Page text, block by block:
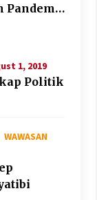
Pandemi
1, 2019
Politik
WAWASAN